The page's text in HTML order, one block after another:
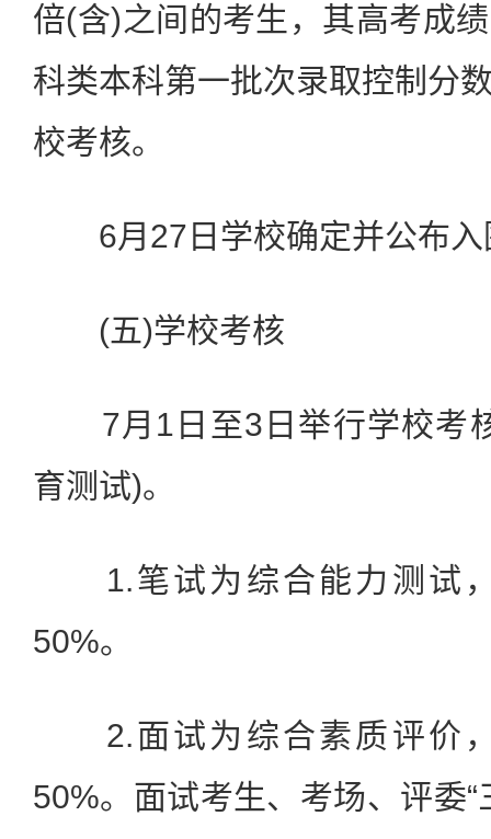
倍(含)之间的考生，其高考成
科类本科第一批次录取控制分
校考核。
6月27日学校确定并公布入
(五)学校考核
7月1日至3日举行学校考
育测试)。
1.笔试为综合能力测试，
50%。
2.面试为综合素质评价，
50%。面试考生、考场、评委“